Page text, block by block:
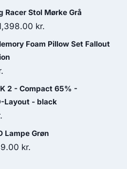
price
is:
Racer Stol Mørke Grå
kr..
kr.
price
Foam Pillow Set Fallout
price
is:
2 - Compact 65% -
Layout - black
price
is:
Lampe Grøn
kr.